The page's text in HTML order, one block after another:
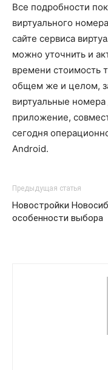
Все подробности
виртуального
сайте сервиса
можно уточнить и
времени стоимость
общем же и целом,
виртуальные
приложение,
сегодня
Android.
Предыдущая статья
Новостройки
особенности выбора